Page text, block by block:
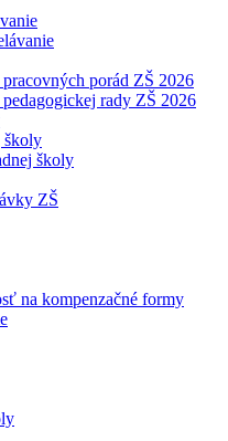
porád ZŠ 2026
rady ZŠ 2026
školy
školy
ZŠ
na kompenzačné formy